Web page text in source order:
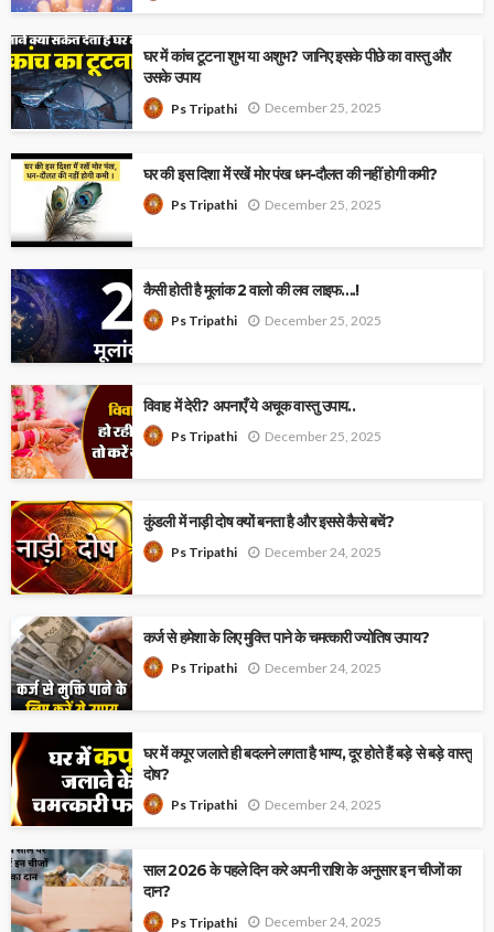
घर में कांच टूटना शुभ या अशुभ? जानिए इसके पीछे का वास्तु और
उसके उपाय
Ps Tripathi December 25, 2025
घर की इस दिशा में रखें मोर पंख धन-दौलत की नहीं होगी कमी?
Ps Tripathi December 25, 2025
कैसी होती है मूलांक 2 वालो की लव लाइफ….!
Ps Tripathi December 25, 2025
विवाह में देरी? अपनाएँ ये अचूक वास्तु उपाय..
Ps Tripathi December 25, 2025
कुंडली में नाड़ी दोष क्यों बनता है और इससे कैसे बचें?
Ps Tripathi December 24, 2025
कर्ज से हमेशा के लिए मुक्ति पाने के चमत्कारी ज्योतिष उपाय?
Ps Tripathi December 24, 2025
घर में कपूर जलाते ही बदलने लगता है भाग्य, दूर होते हैं बड़े से बड़े वास्तु
दोष?
Ps Tripathi December 24, 2025
साल 2026 के पहले दिन करे अपनी राशि के अनुसार इन चीजों का
दान?
Ps Tripathi December 24, 2025